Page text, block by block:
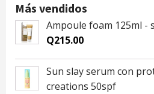
Más vendidos
Ampoule foam 125ml -
Q215.00
Sun slay serum con
creations 50spf